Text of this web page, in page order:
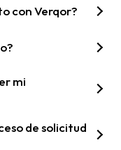
con Verqor?
mi
de solicitud